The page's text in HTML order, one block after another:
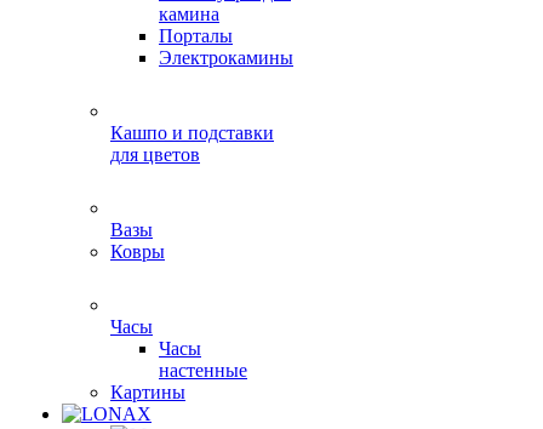
камина
Порталы
Электрокамины
Кашпо и подставки
для цветов
Вазы
Ковры
Часы
Часы
настенные
Картины